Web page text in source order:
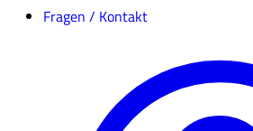
Fragen / Kontakt